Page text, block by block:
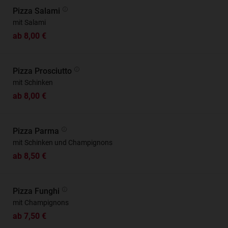
Pizza Salami
mit Salami
ab 8,00 €
Pizza Prosciutto
mit Schinken
ab 8,00 €
Pizza Parma
mit Schinken und Champignons
ab 8,50 €
Pizza Funghi
mit Champignons
ab 7,50 €